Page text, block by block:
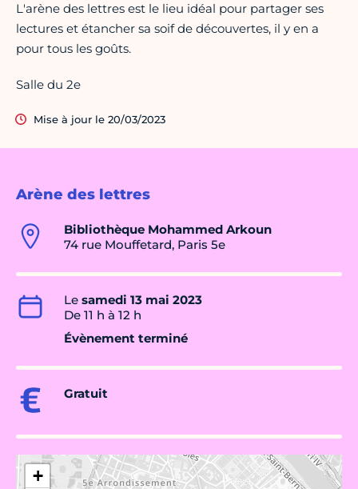
Arène des lettres
Bibliothèque Mohammed Arkoun
74 rue Mouffetard, Paris 5e
Le samedi 13 mai 2023
De 11 h à 12 h
Évènement terminé
Gratuit
+
L'arène des lettres est le lieu idéal pour partager ses
lectures et étancher sa soif de découvertes, il y en a
pour tous les goûts.
Salle du 2e
Mise à jour le 20/03/2023